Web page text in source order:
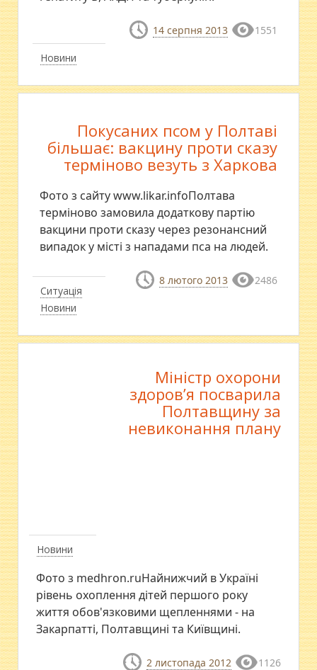
Новини
14 серпня 2013 1551
Ситуація
Новини
Покусаних псом у Полтаві
більшає: вакцину проти сказу
терміново везуть з Харкова
Фото з сайту www.likar.infoПолтава
терміново замовила додаткову партію
вакцини проти сказу через резонансний
випадок у місті з нападами пса на людей.
8 лютого 2013 2486
Новини
Міністр охорони
здоров’я посварила
Полтавщину за
невиконання плану
Фото з medhron.ruНайнижчий в Україні
рівень охоплення дітей першого року
життя обов'язковими щепленнями - на
Закарпатті, Полтавщині та Київщині.
2 листопада 2012 1126